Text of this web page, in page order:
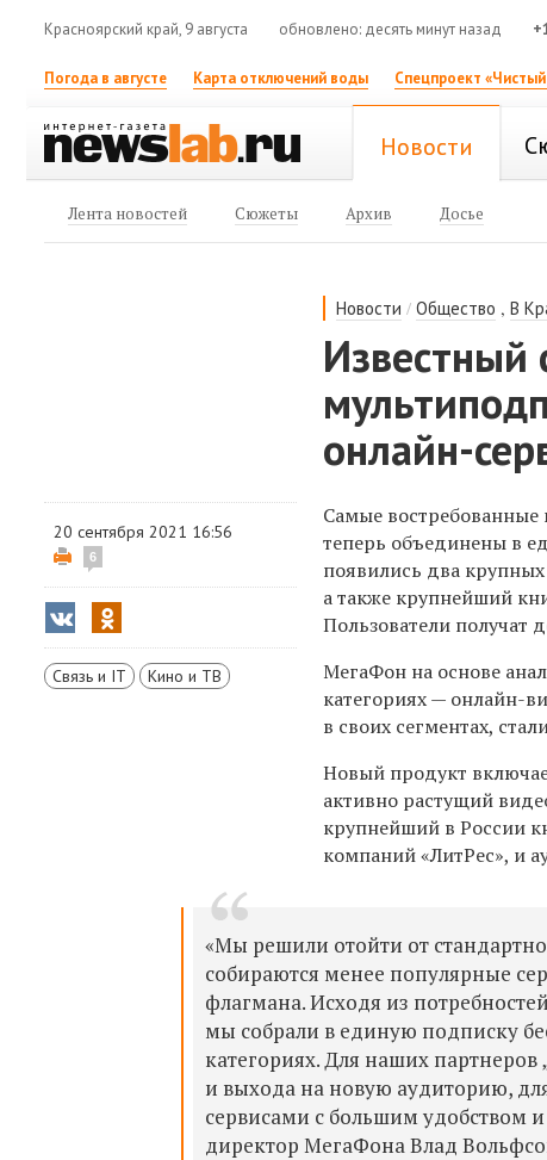
Красноярский край, 9 августа обновлено: десять минут назад
Погода в августе Карта отключений воды Спецпроект
Новости
Лента новостей Сюжеты Архив Досье
Новости /Общество ,В
Известный
онлайн-
20 сентября 2021 16:56
6
Связь и IT Кино и ТВ
Самые востребованные
теперь объединены в
появились два
а также крупнейший
Пользователи получат
МегаФон на основе
категориях — онлайн-
в своих сегментах,
Новый продукт
активно растущий
крупнейший в России
компаний «ЛитРес», и
«Мы решили отойти от
собираются менее популярные
флагмана. Исходя из
мы собрали в единую подписку
категориях. Для наших
и выхода на новую аудиторию,
сервисами с большим удобством
директор МегаФона Влад